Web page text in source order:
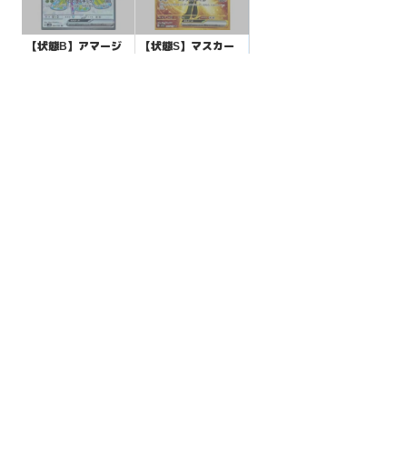
【状態B】アマージ
【状態S】マスカー